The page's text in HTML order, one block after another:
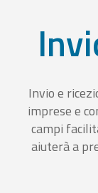
Invio e
imprese e
campi
aiuterà a